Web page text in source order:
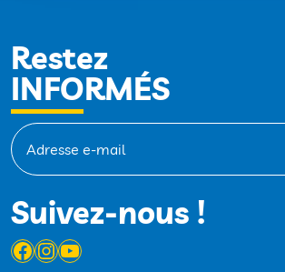
Restez
INFORMÉS
Suivez-nous !
Facebook
Instagram
YouTube